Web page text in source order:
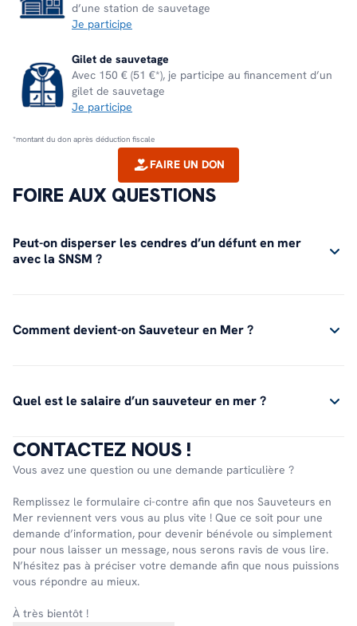
d’une station de sauvetage
Je participe
Gilet de sauvetage
Avec 150 € (51 €*), je participe au financement d’un
gilet de sauvetage
Je participe
*montant du don après déduction fiscale
FAIRE UN DON
FOIRE AUX QUESTIONS
Peut-on disperser les cendres d’un défunt en mer
avec la SNSM ?
Comment devient-on Sauveteur en Mer ?
Quel est le salaire d’un sauveteur en mer ?
CONTACTEZ NOUS !
Vous avez une question ou une demande particulière ?
Remplissez le formulaire ci-contre afin que nos Sauveteurs en
Mer reviennent vers vous au plus vite ! Que ce soit pour une
demande d’information, pour devenir bénévole ou simplement
pour nous laisser un message, nous serons ravis de vous lire.
N’hésitez pas à préciser votre demande afin que nous puissions
vous répondre au mieux.
À très bientôt !